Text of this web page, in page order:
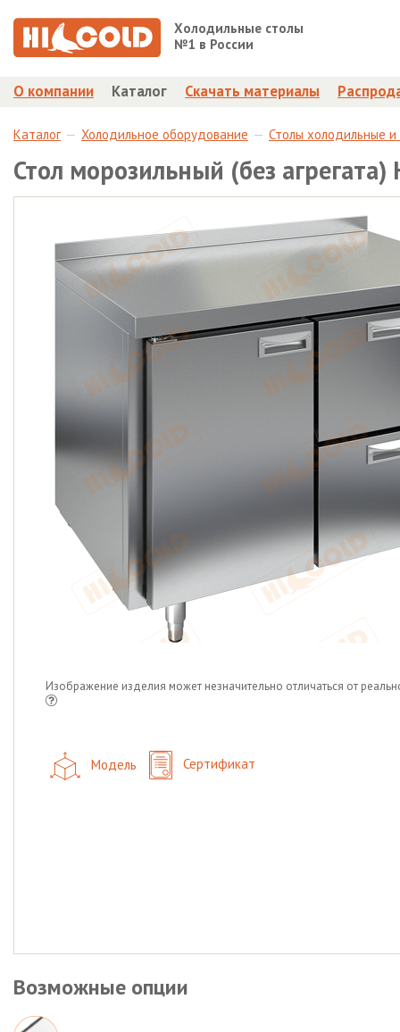
Холодильные столы
№1 в России
О компании Каталог Скачать материалы
Каталог Холодильное оборудование Столы холодильные
Стол морозильный (без агрегата)
Изображение изделия может незначительно отличаться от
Модель Сертификат
Возможные опции